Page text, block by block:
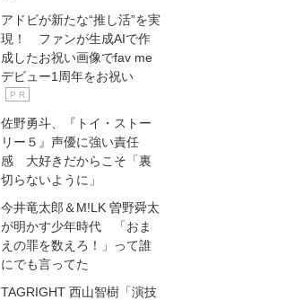
アドビが新たな“推し活”を実
現！ ファンが生成AIで作
成したお祝い画像でfav me
デビュー1周年をお祝い
P R
佐野勇斗、『トイ・ストー
リー５』声優に強い責任
感 大好きだからこそ「裏
切らないように」
今井竜太郎＆M!LK 曽野舜太
が明かす少年時代 「おま
えの罪を数えろ！」って誰
にでも言ってた
TAGRIGHT 西山智樹「演技